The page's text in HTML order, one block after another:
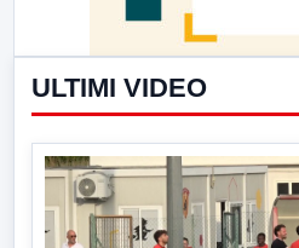
ULTIMI VIDEO